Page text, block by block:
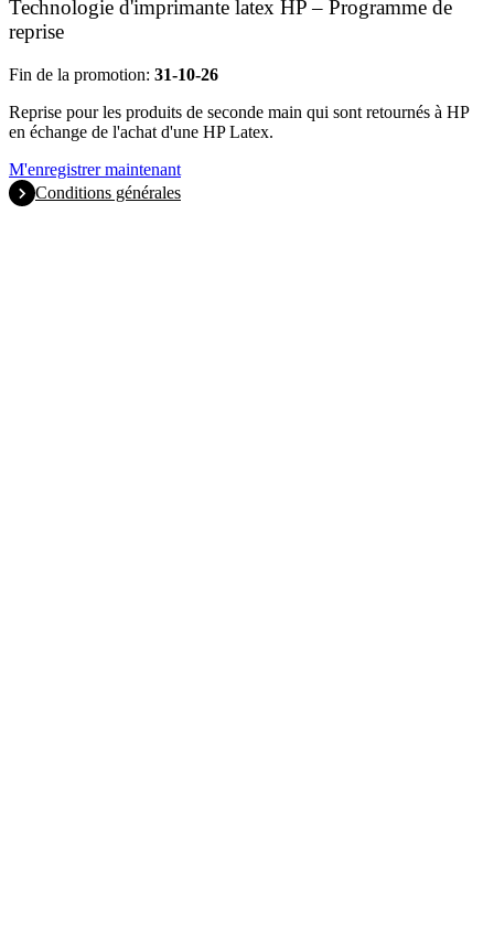
Technologie d'imprimante latex HP – Programme de
reprise
Fin de la promotion: 31-10-26
Reprise pour les produits de seconde main qui sont retournés à HP
en échange de l'achat d'une HP Latex.
M'enregistrer maintenant
Conditions générales